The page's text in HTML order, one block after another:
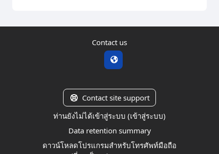
Contact us
Contact site support
ท่านยังไม่ได้เข้าสู่ระบบ (เข้าสู่ระบบ)
Data retention summary
ดาวน์โหลดโปรแกรมสำหรับโทรศัพท์มือถือ